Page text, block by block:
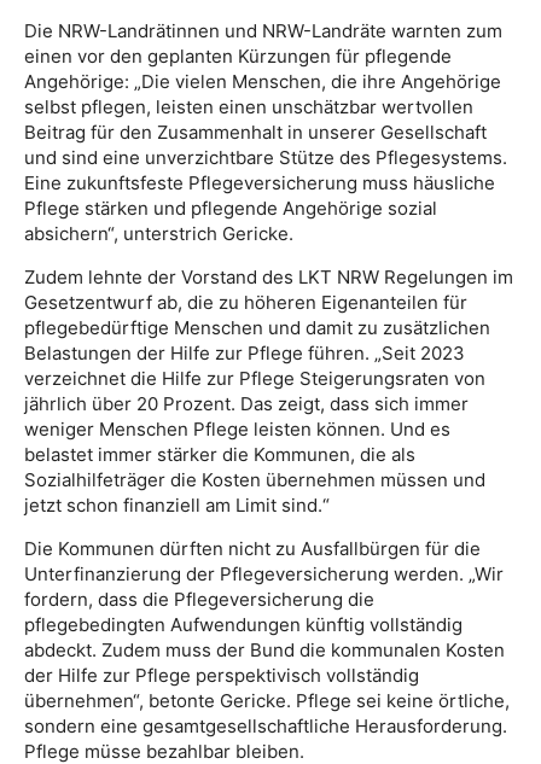
Die NRW-Landrätinnen und NRW-Landräte warnten zum
einen vor den geplanten Kürzungen für pflegende
Angehörige: „Die vielen Menschen, die ihre Angehörige
selbst pflegen, leisten einen unschätzbar wertvollen
Beitrag für den Zusammenhalt in unserer Gesellschaft
und sind eine unverzichtbare Stütze des Pflegesystems.
Eine zukunftsfeste Pflegeversicherung muss häusliche
Pflege stärken und pflegende Angehörige sozial
absichern“, unterstrich Gericke.
Zudem lehnte der Vorstand des LKT NRW Regelungen im
Gesetzentwurf ab, die zu höheren Eigenanteilen für
pflegebedürftige Menschen und damit zu zusätzlichen
Belastungen der Hilfe zur Pflege führen. „Seit 2023
verzeichnet die Hilfe zur Pflege Steigerungsraten von
jährlich über 20 Prozent. Das zeigt, dass sich immer
weniger Menschen Pflege leisten können. Und es
belastet immer stärker die Kommunen, die als
Sozialhilfeträger die Kosten übernehmen müssen und
jetzt schon finanziell am Limit sind.“
Die Kommunen dürften nicht zu Ausfallbürgen für die
Unterfinanzierung der Pflegeversicherung werden. „Wir
fordern, dass die Pflegeversicherung die
pflegebedingten Aufwendungen künftig vollständig
abdeckt. Zudem muss der Bund die kommunalen Kosten
der Hilfe zur Pflege perspektivisch vollständig
übernehmen“, betonte Gericke. Pflege sei keine örtliche,
sondern eine gesamtgesellschaftliche Herausforderung.
Pflege müsse bezahlbar bleiben.